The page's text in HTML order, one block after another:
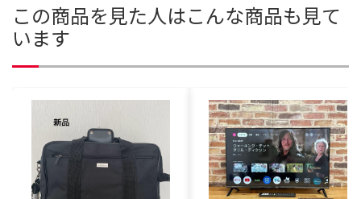
この商品を見た人はこんな商品も見て
います